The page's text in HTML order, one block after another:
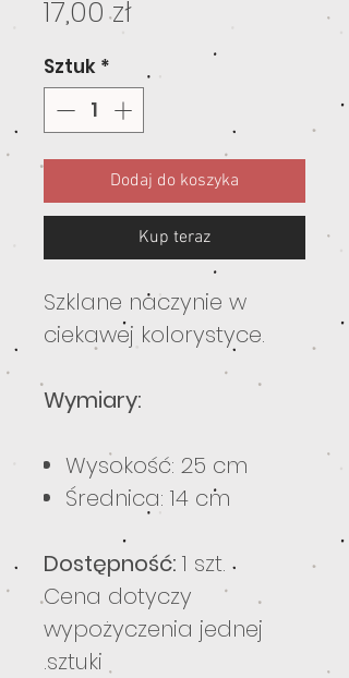
17,00 złCena
Sztuk *
Dodaj do koszyka
Kup teraz
Szklane naczynie w
ciekawej kolorystyce.
Wymiary:
Wysokość: 25 cm
Średnica: 14 cm
Dostępność: 1 szt.
Cena dotyczy
wypożyczenia jednej
sztuki.